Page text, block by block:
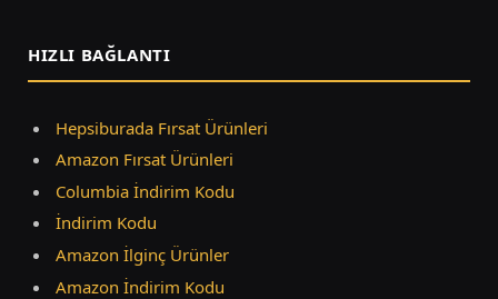
HIZLI BAĞLANTI
Hepsiburada Fırsat Ürünleri
Amazon Fırsat Ürünleri
Columbia İndirim Kodu
İndirim Kodu
Amazon İlginç Ürünler
Amazon İndirim Kodu